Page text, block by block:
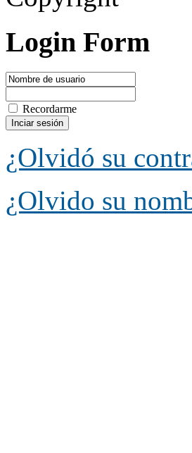
Login Form
Recordarme
¿Olvidó su
¿Olvido su